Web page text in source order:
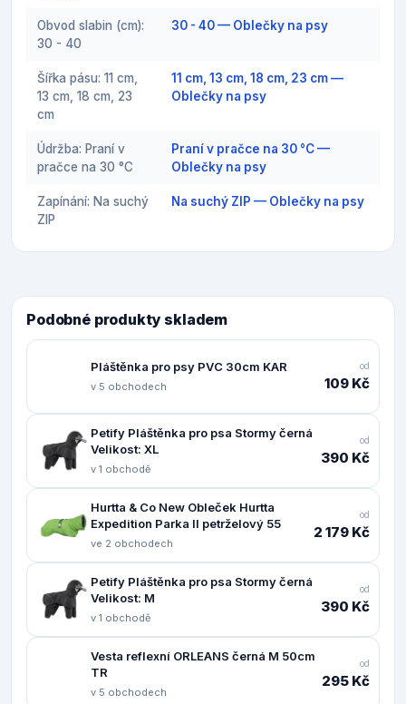
Obvod slabin (cm):
30 - 40
30 - 40 — Oblečky na psy
Šířka pásu: 11 cm,
13 cm, 18 cm, 23
cm
11 cm, 13 cm, 18 cm, 23 cm —
Oblečky na psy
Údržba: Praní v
pračce na 30 °C
Praní v pračce na 30 °C —
Oblečky na psy
Zapínání: Na suchý
ZIP
Na suchý ZIP — Oblečky na psy
Podobné produkty skladem
Pláštěnka pro psy PVC 30cm KAR
v 5 obchodech
od
109 Kč
Petify Pláštěnka pro psa Stormy černá
Velikost: XL
v 1 obchodě
od
390 Kč
Hurtta & Co New Obleček Hurtta
Expedition Parka II petrželový 55
ve 2 obchodech
od
2 179 Kč
Petify Pláštěnka pro psa Stormy černá
Velikost: M
v 1 obchodě
od
390 Kč
Vesta reflexní ORLEANS černá M 50cm
TR
v 5 obchodech
od
295 Kč